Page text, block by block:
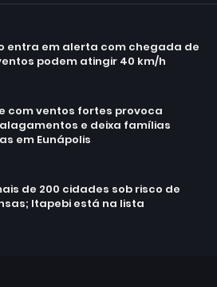
entra em alerta com chegada de
podem atingir 40 km/h
com ventos fortes provoca
e deixa famílias
em Eunápolis
de 200 cidades sob risco de
Itapebi está na lista